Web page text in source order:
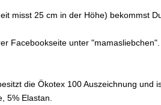
misst 25 cm in der Höhe) bekommst
Facebookseite unter "mamasliebchen".
die Ökotex 100 Auszeichnung und
5% Elastan.